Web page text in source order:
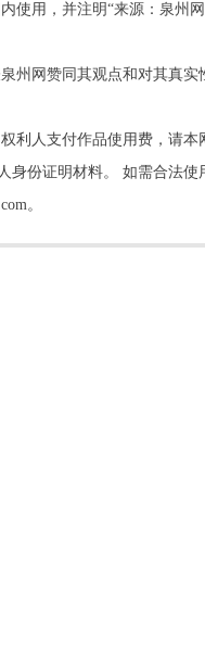
使用，并注明“来源：泉州
州网赞同其观点和对其真实
利人支付作品使用费，请本
身份证明材料。 如需合法使
。